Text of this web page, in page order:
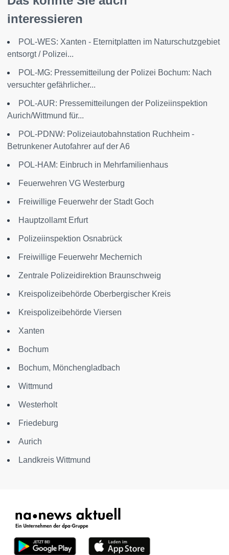
interessieren
POL-WES: Xanten - Eternitplatten im Naturschutzgebiet
entsorgt / Polizei...
POL-MG: Pressemitteilung der Polizei Bochum: Nach
versuchter gefährlicher...
POL-AUR: Pressemitteilungen der Polizeiinspektion
Aurich/Wittmund für...
POL-PDNW: Polizeiautobahnstation Ruchheim -
Betrunkener Autofahrer auf der A6
POL-HAM: Einbruch in Mehrfamilienhaus
Feuerwehren VG Westerburg
Freiwillige Feuerwehr der Stadt Goch
Hauptzollamt Erfurt
Polizeiinspektion Osnabrück
Freiwillige Feuerwehr Mechernich
Zentrale Polizeidirektion Braunschweig
Kreispolizeibehörde Oberbergischer Kreis
Kreispolizeibehörde Viersen
Xanten
Bochum
Bochum, Mönchengladbach
Wittmund
Westerholt
Friedeburg
Aurich
Landkreis Wittmund